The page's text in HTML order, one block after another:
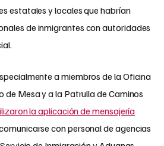
estatales y locales que habrían
de inmigrantes con autoridades
a miembros de la Oficina
de Mesa y a la Patrulla de Caminos
la aplicación de mensajería
con personal de agencias